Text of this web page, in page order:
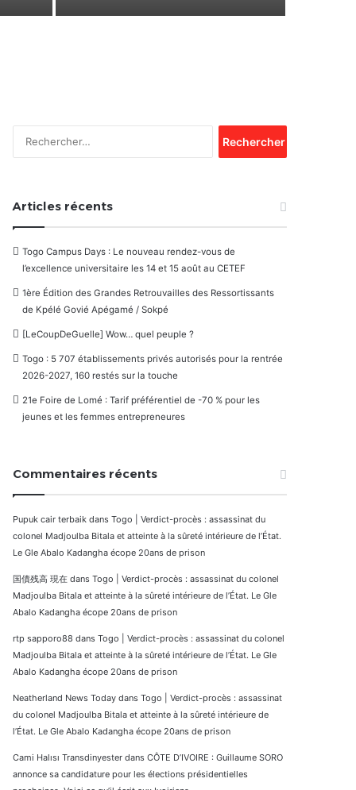
Articles récents
Togo Campus Days : Le nouveau rendez-vous de
l’excellence universitaire les 14 et 15 août au CETEF
1ère Édition des Grandes Retrouvailles des Ressortissants
de Kpélé Govié Apégamé / Sokpé
[LeCoupDeGuelle] Wow… quel peuple ?
Togo : 5 707 établissements privés autorisés pour la rentrée
2026-2027, 160 restés sur la touche
21e Foire de Lomé : Tarif préférentiel de -70 % pour les
jeunes et les femmes entrepreneures
Commentaires récents
Pupuk cair terbaik dans Togo | Verdict-procès : assassinat du
colonel Madjoulba Bitala et atteinte à la sûreté intérieure de l’État.
Le Gle Abalo Kadangha écope 20ans de prison
国債残高 現在 dans Togo | Verdict-procès : assassinat du colonel
Madjoulba Bitala et atteinte à la sûreté intérieure de l’État. Le Gle
Abalo Kadangha écope 20ans de prison
rtp sapporo88 dans Togo | Verdict-procès : assassinat du colonel
Madjoulba Bitala et atteinte à la sûreté intérieure de l’État. Le Gle
Abalo Kadangha écope 20ans de prison
Neatherland News Today dans Togo | Verdict-procès : assassinat
du colonel Madjoulba Bitala et atteinte à la sûreté intérieure de
l’État. Le Gle Abalo Kadangha écope 20ans de prison
Cami Halısı Transdinyester dans CÔTE D’IVOIRE : Guillaume SORO
annonce sa candidature pour les élections présidentielles